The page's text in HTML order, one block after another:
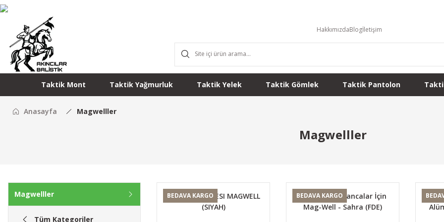
HakkımızdaBlogİletişim
Taktik Mont Taktik Yağmurluk Taktik Yelek Taktik Gömlek Taktik Pantolon
Anasayfa Magwelller
Magwelller
Magwelller
Tüm Kategoriler
BEDAVA KARGO
METE MC9 AILESI MAGWELL
(SIYAH)
BEDAVA KARGO
Tam Boy Tabancalar İçin
Mag-Well - Sahra (FDE)